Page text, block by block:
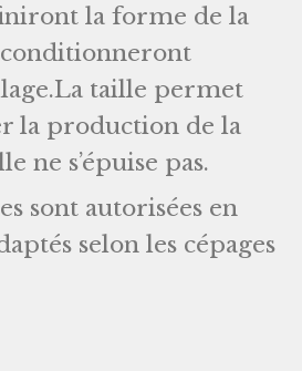
la forme de la
taille permet
la production de la
ne s’épuise pas.
sont autorisées en
selon les cépages